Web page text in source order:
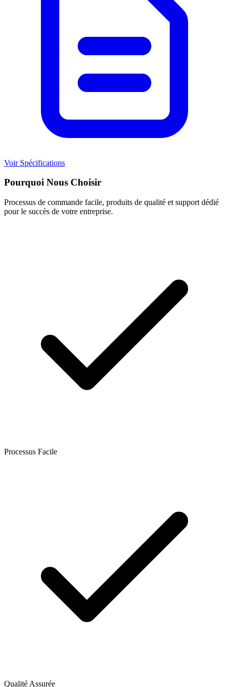
Voir Spécifications
Pourquoi Nous Choisir
Processus de commande facile, produits de qualité et support dédié
pour le succès de votre entreprise.
Processus Facile
Qualité Assurée